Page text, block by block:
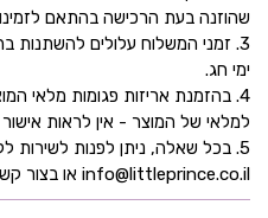
שהוזנה בעת הרכישה בהתאם
3. זמני המשלוח עלולים להשתנות
ימי חג.
4. בהזמנת אריזות פגומות מלאי
למלאי של המוצר - אין לראות
5. בכל שאלה, ניתן לפנות לשירות
info@littleprince.co.il או בצור קשר באתר.